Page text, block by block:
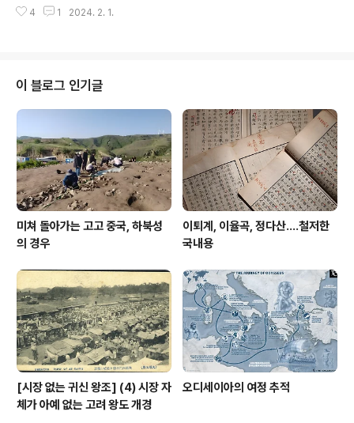
국회 궁전. https://maps.app.goo.gl/jPtADr1GfTY
것 만으로 마음을 침잠시킬 수 있었던 공간. 2024.01.25
그 중 하나가 사진이다. 사람이 어떻게 모든걸 잘 할 수 있
느냐고 항상 당당히 항변하지만, 여기선 사진을 잘 찍는 사
람과 좋은 카메라 가진 사람이 정말 부러웠다. *참고로, 내
가 방문했던 시기는 4월 중순이다. 유네스코 세계유산(자
연유산)인 내뢰위 피오르 Nærøyfjord를 지난다. 송네 ..
4 1 2024. 2. 1.
이 블로그 인기글
미쳐 돌아가는 고고 중국, 하북성
의 경우
이퇴계, 이율곡, 정다산....철저한
국내용
[시장 없는 귀신 왕조] (4) 시장 자
체가 아예 없는 고려 왕도 개경
오디세이아의 여정 추적